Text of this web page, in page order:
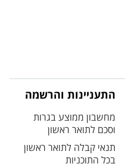
התעניינות והרשמה
מחשבון ממוצע בגרות
וסכם לתואר ראשון
תנאי קבלה לתואר ראשון
בכל התוכניות